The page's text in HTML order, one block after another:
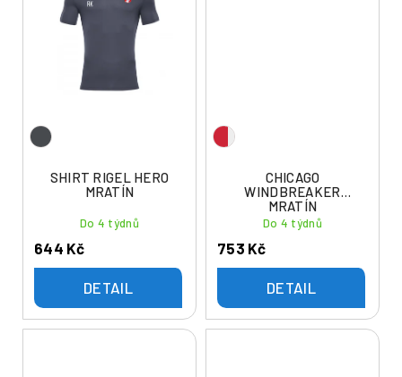
SHIRT RIGEL HERO
MRATÍN
Do 4 týdnů
644 Kč
DETAIL
CHICAGO
WINDBREAKER
MRATÍN
Do 4 týdnů
753 Kč
DETAIL